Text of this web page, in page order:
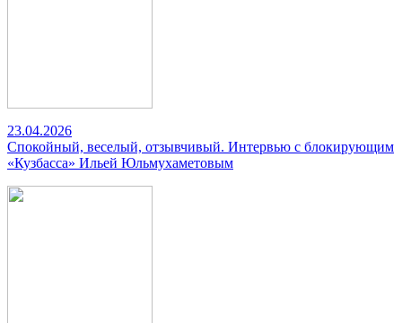
23.04.2026
Спокойный, веселый, отзывчивый. Интервью с блокирующим
«Кузбасса» Ильей Юльмухаметовым